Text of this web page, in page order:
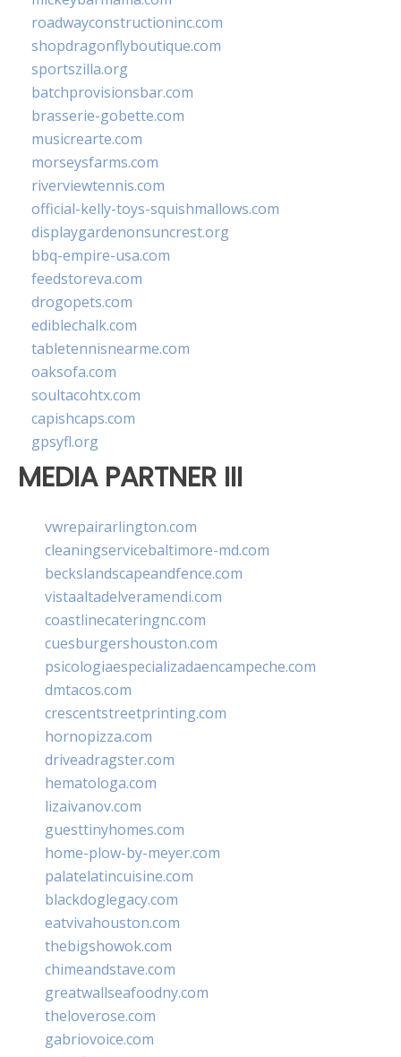
roadwayconstructioninc.com
shopdragonflyboutique.com
sportszilla.org
batchprovisionsbar.com
brasserie-gobette.com
musicrearte.com
morseysfarms.com
riverviewtennis.com
official-kelly-toys-squishmallows.com
displaygardenonsuncrest.org
bbq-empire-usa.com
feedstoreva.com
drogopets.com
ediblechalk.com
tabletennisnearme.com
oaksofa.com
soultacohtx.com
capishcaps.com
gpsyfl.org
MEDIA PARTNER III
vwrepairarlington.com
cleaningservicebaltimore-md.com
beckslandscapeandfence.com
vistaaltadelveramendi.com
coastlinecateringnc.com
cuesburgershouston.com
psicologiaespecializadaencampeche.com
dmtacos.com
crescentstreetprinting.com
hornopizza.com
driveadragster.com
hematologa.com
lizaivanov.com
guesttinyhomes.com
home-plow-by-meyer.com
palatelatincuisine.com
blackdoglegacy.com
eatvivahouston.com
thebigshowok.com
chimeandstave.com
greatwallseafoodny.com
theloverose.com
gabriovoice.com